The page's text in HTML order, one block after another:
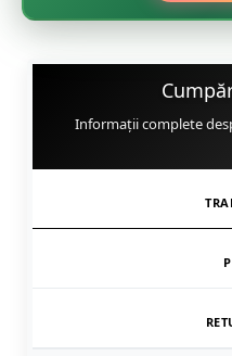
🌸
Informații complete